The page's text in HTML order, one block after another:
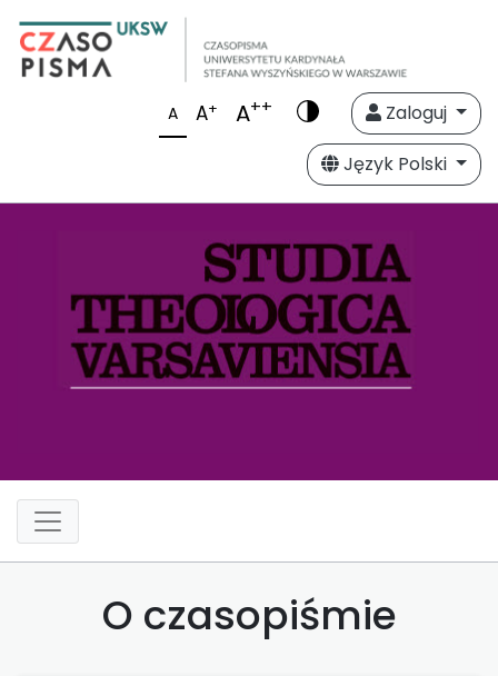
A A+ A++
Zaloguj
Język Polski
O czasopiśmie